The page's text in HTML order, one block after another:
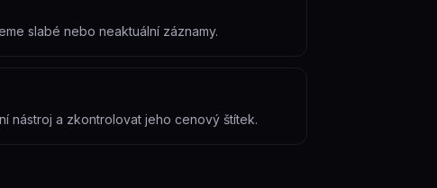
slabé nebo neaktuální záznamy.
nástroj a zkontrolovat jeho cenový štítek.